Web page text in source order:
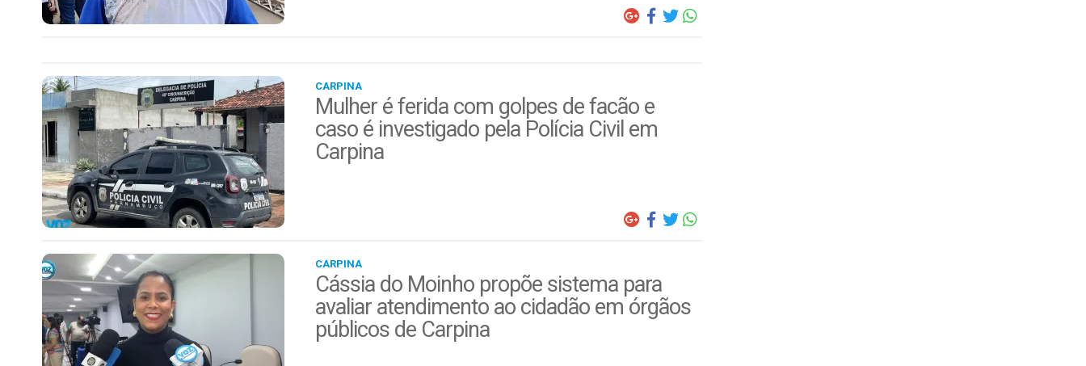
CARPINA
Mulher é ferida com golpes de facão e
caso é investigado pela Polícia Civil em
Carpina
CARPINA
Cássia do Moinho propõe sistema para
avaliar atendimento ao cidadão em órgãos
públicos de Carpina